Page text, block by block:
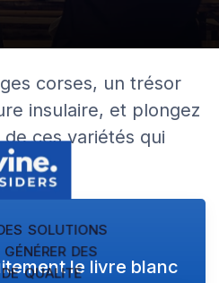
corses, un trésor
insulaire, et plongez
ces variétés qui
solutions
des
qualitéle livre blanc